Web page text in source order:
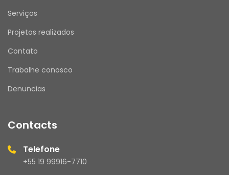
Serviços
Projetos realizados
Contato
Trabalhe conosco
Denuncias
Contacts
Telefone
+55 19 99916-7710